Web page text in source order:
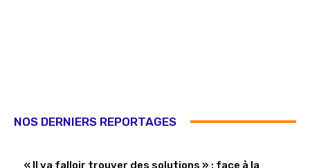
NOS DERNIERS REPORTAGES
« Il va falloir trouver des solutions » : face à la